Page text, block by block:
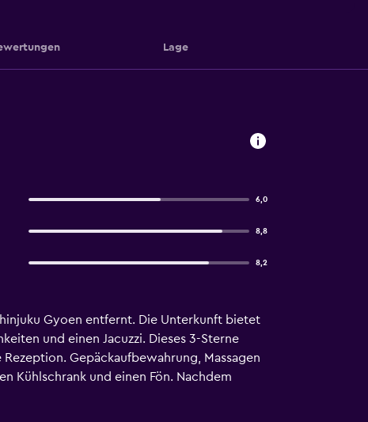
Lage
6,0
8,8
8,2
Gyoen entfernt. Die Unterkunft bietet
und einen Jacuzzi. Dieses 3-Sterne
Gepäckaufbewahrung, Massagen
Kühlschrank und einen Fön. Nachdem
sanchome Metro Station die Gegend
können das hauseigene Restaurant